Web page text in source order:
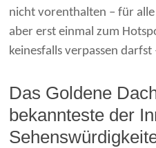
nicht vorenthalten – für
aber erst einmal zum
keinesfalls verpassen darfst
Das Goldene
bekannteste der